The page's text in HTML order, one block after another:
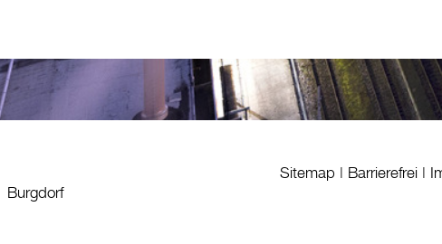
Burgdorf
Sitemap Barrierefrei